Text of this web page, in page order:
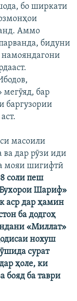
бо ширкати
Аммо
бидуни
намояндагони
бар
баргузории
масоили
ва дар рӯзи иди
мояи шигифтӣ
соли пеш
Шариф»
аср дар ҳамин
ба додгоҳ
«Миллат»
нохуш
сурат
ҳоле, ки
бояд ба таври